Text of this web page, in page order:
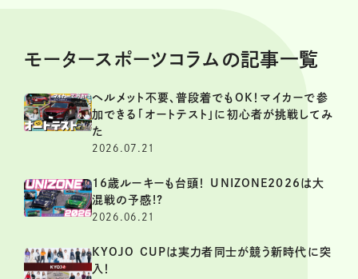
モータースポーツコラムの記事一覧
ヘルメット不要、普段着でもOK！マイカーで参
加できる「オートテスト」に初心者が挑戦してみ
た
2026.07.21
16歳ルーキーも台頭！ UNIZONE2026は大
混戦の予感!?
2026.06.21
KYOJO CUPは実力者同士が競う新時代に突
入！